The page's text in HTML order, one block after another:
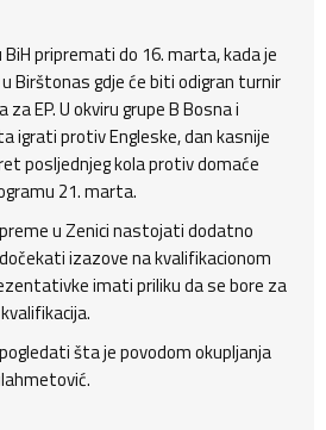
pripremati do 16. marta, kada je
Birštonas gdje će biti odigran turnir
EP. U okviru grupe B Bosna i
igrati protiv Engleske, dan kasnije
posljednjeg kola protiv domaće
21. marta.
u Zenici nastojati dodatno
izazove na kvalifikacionom
imati priliku da se bore za
šta je povodom okupljanja